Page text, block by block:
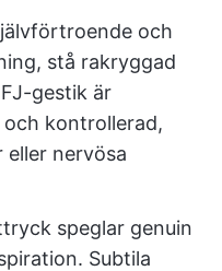
och
stå rakryggad
gestik är
kontrollerad,
eller nervösa
speglar genuin
Subtila